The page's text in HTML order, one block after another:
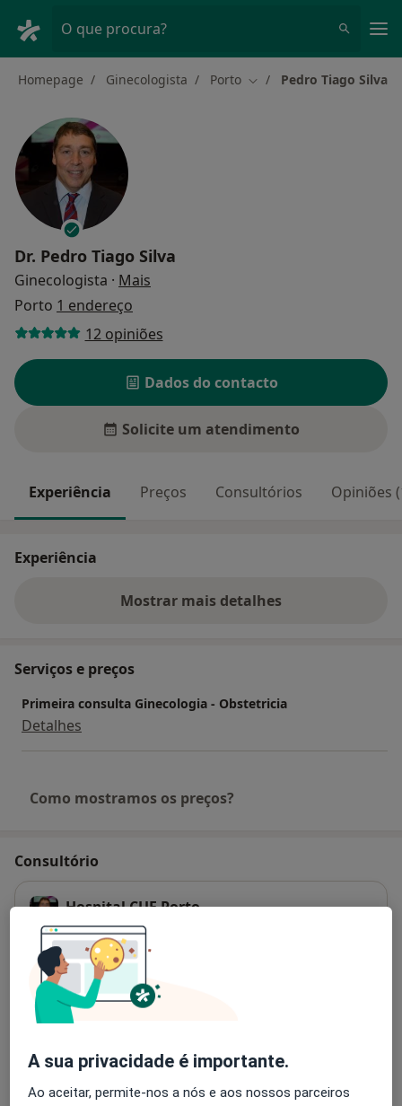
O que procura?
Homepage Ginecologista Porto Mudar de cidade
Pedro Tiago Silva
Dr. Pedro Tiago Silva
Ginecologista · Mais
Porto 1 endereço
12 opiniões
Dados do contacto
Solicite um atendimento
Experiência Preços Consultórios Opiniões
Experiência
Mostrar mais detalhes
sobre a experiência
Serviços e preços
Primeira consulta Ginecologia - Obstetricia
Detalhes
Como mostramos os preços?
Consultório
Hospital CUF Porto
Estrada da Circunvalação, 14341,
Ampliar o mapa
nesta morada
O que posso fazer agora?
A sua privacidade é importante.
Ao aceitar, permite-nos a nós e aos nossos parceiros